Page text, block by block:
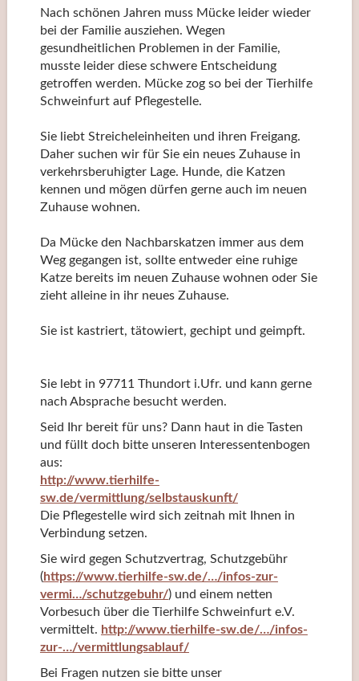
Nach schönen Jahren muss Mücke leider wieder
bei der Familie ausziehen. Wegen
gesundheitlichen Problemen in der Familie,
musste leider diese schwere Entscheidung
getroffen werden. Mücke zog so bei der Tierhilfe
Schweinfurt auf Pflegestelle.
Sie liebt Streicheleinheiten und ihren Freigang.
Daher suchen wir für Sie ein neues Zuhause in
verkehrsberuhigter Lage. Hunde, die Katzen
kennen und mögen dürfen gerne auch im neuen
Zuhause wohnen.
Da Mücke den Nachbarskatzen immer aus dem
Weg gegangen ist, sollte entweder eine ruhige
Katze bereits im neuen Zuhause wohnen oder Sie
zieht alleine in ihr neues Zuhause.
Sie ist kastriert, tätowiert, gechipt und geimpft.
Sie lebt in 97711 Thundort i.Ufr. und kann gerne
nach Absprache besucht werden.
Seid Ihr bereit für uns? Dann haut in die Tasten
und füllt doch bitte unseren Interessentenbogen
aus:
http://www.tierhilfe-
sw.de/vermittlung/selbstauskunft/
Die Pflegestelle wird sich zeitnah mit Ihnen in
Verbindung setzen.
Sie wird gegen Schutzvertrag, Schutzgebühr
(https://www.tierhilfe-sw.de/…/infos-zur-
vermi…/schutzgebuhr/) und einem netten
Vorbesuch über die Tierhilfe Schweinfurt e.V.
vermittelt. http://www.tierhilfe-sw.de/…/infos-
zur-…/vermittlungsablauf/
Bei Fragen nutzen sie bitte unser